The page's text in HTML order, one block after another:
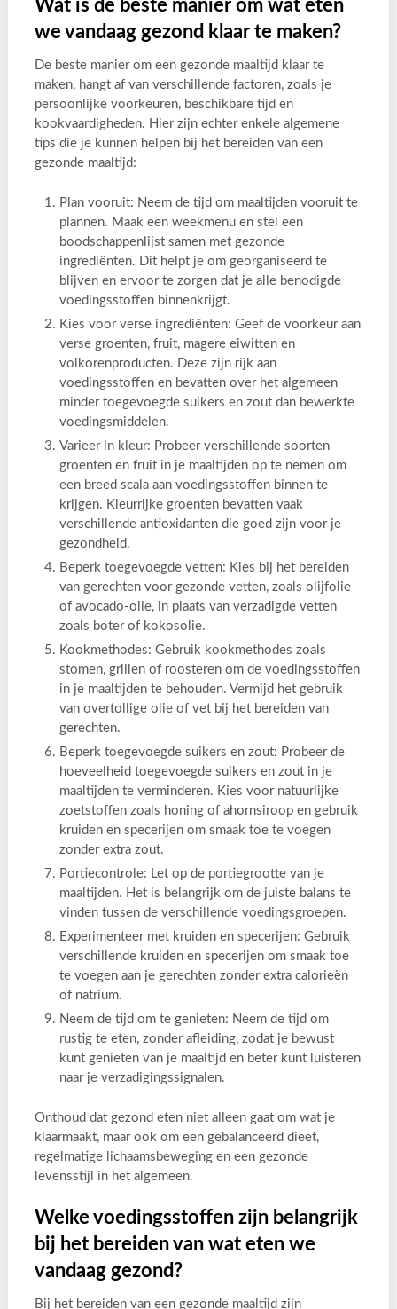
Wat is de beste manier om wat eten
we vandaag gezond klaar te maken?
De beste manier om een gezonde maaltijd klaar te
maken, hangt af van verschillende factoren, zoals je
persoonlijke voorkeuren, beschikbare tijd en
kookvaardigheden. Hier zijn echter enkele algemene
tips die je kunnen helpen bij het bereiden van een
gezonde maaltijd:
Plan vooruit: Neem de tijd om maaltijden vooruit te
plannen. Maak een weekmenu en stel een
boodschappenlijst samen met gezonde
ingrediënten. Dit helpt je om georganiseerd te
blijven en ervoor te zorgen dat je alle benodigde
voedingsstoffen binnenkrijgt.
Kies voor verse ingrediënten: Geef de voorkeur aan
verse groenten, fruit, magere eiwitten en
volkorenproducten. Deze zijn rijk aan
voedingsstoffen en bevatten over het algemeen
minder toegevoegde suikers en zout dan bewerkte
voedingsmiddelen.
Varieer in kleur: Probeer verschillende soorten
groenten en fruit in je maaltijden op te nemen om
een breed scala aan voedingsstoffen binnen te
krijgen. Kleurrijke groenten bevatten vaak
verschillende antioxidanten die goed zijn voor je
gezondheid.
Beperk toegevoegde vetten: Kies bij het bereiden
van gerechten voor gezonde vetten, zoals olijfolie
of avocado-olie, in plaats van verzadigde vetten
zoals boter of kokosolie.
Kookmethodes: Gebruik kookmethodes zoals
stomen, grillen of roosteren om de voedingsstoffen
in je maaltijden te behouden. Vermijd het gebruik
van overtollige olie of vet bij het bereiden van
gerechten.
Beperk toegevoegde suikers en zout: Probeer de
hoeveelheid toegevoegde suikers en zout in je
maaltijden te verminderen. Kies voor natuurlijke
zoetstoffen zoals honing of ahornsiroop en gebruik
kruiden en specerijen om smaak toe te voegen
zonder extra zout.
Portiecontrole: Let op de portiegrootte van je
maaltijden. Het is belangrijk om de juiste balans te
vinden tussen de verschillende voedingsgroepen.
Experimenteer met kruiden en specerijen: Gebruik
verschillende kruiden en specerijen om smaak toe
te voegen aan je gerechten zonder extra calorieën
of natrium.
Neem de tijd om te genieten: Neem de tijd om
rustig te eten, zonder afleiding, zodat je bewust
kunt genieten van je maaltijd en beter kunt luisteren
naar je verzadigingssignalen.
Onthoud dat gezond eten niet alleen gaat om wat je
klaarmaakt, maar ook om een gebalanceerd dieet,
regelmatige lichaamsbeweging en een gezonde
levensstijl in het algemeen.
Welke voedingsstoffen zijn belangrijk
bij het bereiden van wat eten we
vandaag gezond?
Bij het bereiden van een gezonde maaltijd zijn